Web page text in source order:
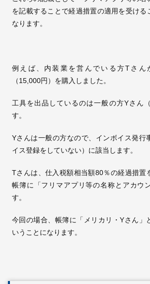
を記載することで経過措置の適用を受ける
なります。
例えば、内装業を営んでいる方Tさん
（15,000円）を購入しました。
工具を出品しているのは一般の方Yさん
す。
Yさんは一般の方なので、インボイス発行
イス登録をしていない）に該当します。
Tさんは、仕入税額相当額80％の経過措置
帳簿に「フリマアプリ等の名称とアカウ
す。
今回の場合、帳簿に「メリカリ・Yさん」
いうことになります。